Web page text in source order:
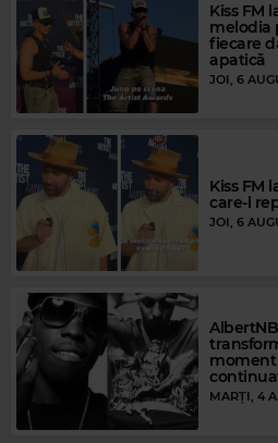
MAGIC FM– ALWAYS THE BEST MUSIC
Kiss FM
melodia
fiecare
apatică
JOI, 6
Kiss FM
care-l
JOI, 6
moment
MARȚI, 4